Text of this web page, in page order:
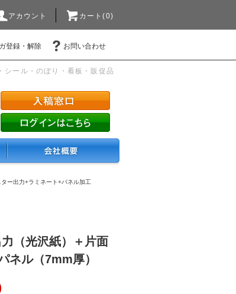
アカウント カート(0)
登録・解除 お問い合わせ
シール・のぼり・看板・販促品
ター出力+ラミネート+パネル加工
（光沢紙）＋片面
ネル（7mm厚）